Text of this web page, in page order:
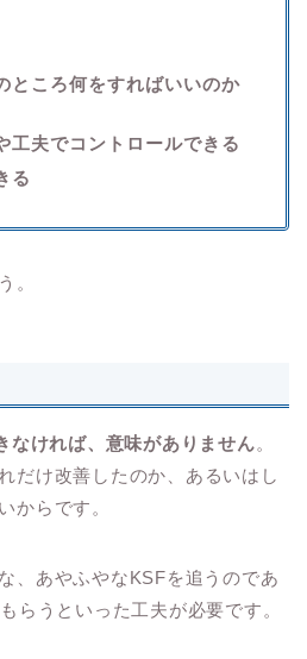
ところ何をすればいいのか
工夫でコントロールできる
る
。
なければ、意味がありません。
だけ改善したのか、あるいはし
からです。
、あやふやなKSFを追うのであ
らうといった工夫が必要です。